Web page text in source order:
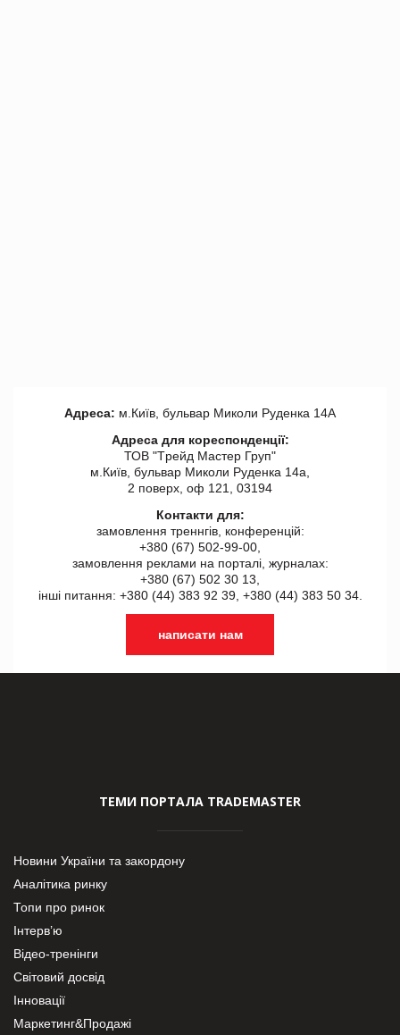
Адреса: м.Київ, бульвар Миколи Руденка 14А
Адреса для кореспонденції:
ТОВ "Tрейд Мастер Груп"
м.Київ, бульвар Миколи Руденка 14а,
2 поверх, оф 121, 03194
Контакти для:
замовлення треннгів, конференцій:
+380 (67) 502-99-00,
замовлення реклами на порталі, журналах:
+380 (67) 502 30 13,
інші питання: +380 (44) 383 92 39, +380 (44) 383 50 34.
написати нам
ТЕМИ ПОРТАЛА TRADEMASTER
Новини України та закордону
Аналітика ринку
Топи про ринок
Інтерв’ю
Відео-тренінги
Світовий досвід
Інновації
Маркетинг&Продажі